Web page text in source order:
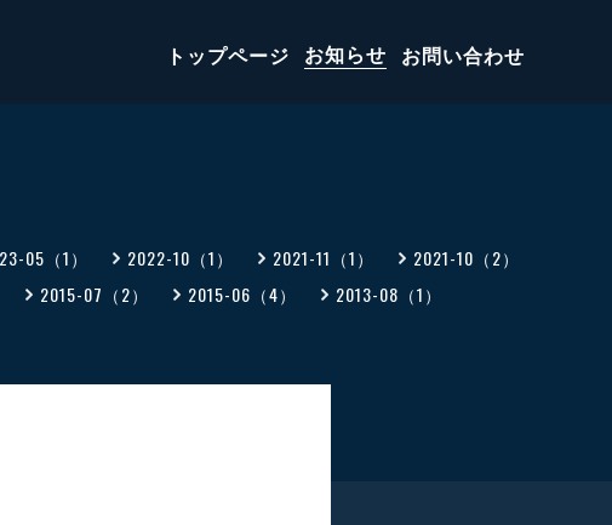
トップページ お知らせ お問い合わせ
05（1） 2022-10（1） 2021-11（1）
2021-10（2）
2015-07（2） 2015-06（4） 2013-08（1）